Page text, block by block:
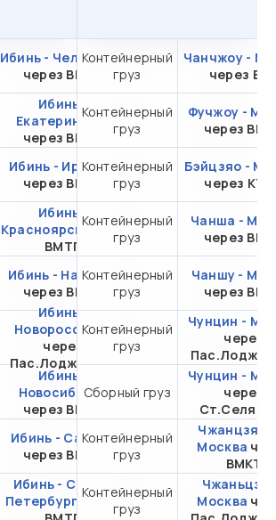
Ибинь - Челябинск
через ВМТП
от 350 457,25 ₽ за
20DC
Ибинь -
Екатеринбург
через ВМТП
от 350 457,25 ₽ за
20DC
Ибинь - Иркутск
через ВМТП
от 295 340,94 ₽ за
20DC
Ибинь -
Красноярскчерез
ВМТП
от 318 457,25 ₽ за
20DC
Ибинь - Находка
через ВМТП
от 136 155,91 ₽ за
20DC
Ибинь -
Новороссийск
через
Пас.Лоджистик
от 509 112,25 ₽ за
Ибинь -
Новосибирск
через ВМТП
от 333 025,98 ₽ за
Ибинь - Самара
через ВМТП
от 400 457,25 ₽ за
20DC
Ибинь - Санкт-
Петербург через
от 405 957,25 ₽ за
20DC
Контейнерный
груз
Чанчжоу -
через
Контейнерный
груз
Фучжоу -
через
Контейнерный
груз
Бэйцзяо -
через
Контейнерный
груз
Чанша -
через
Контейнерный
груз
Чаншу -
через
Контейнерный
груз
Чунцин -
через
Сборный груз
Чунцин -
через
Контейнерный
груз
Москва
ВМКТ
Контейнерный
груз
Москва